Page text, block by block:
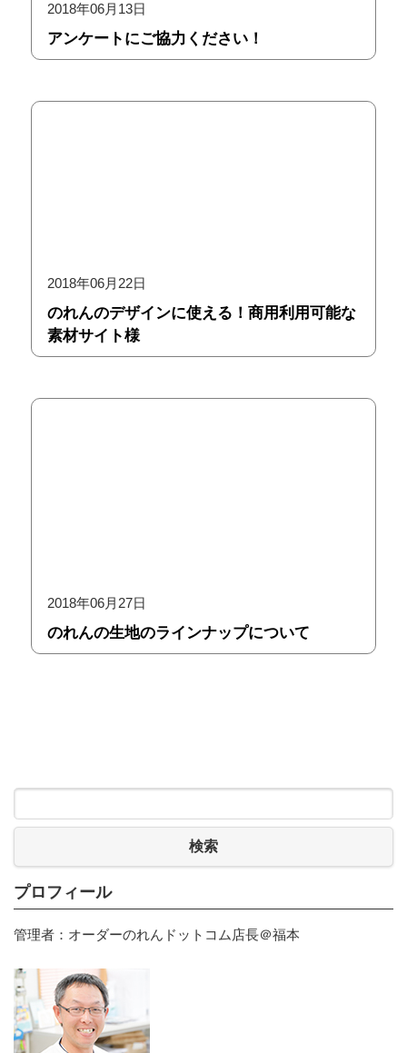
2018年06月13日
アンケートにご協力ください！
2018年06月22日
のれんのデザインに使える！商用利用可能な
素材サイト様
2018年06月27日
のれんの生地のラインナップについて
検索
プロフィール
管理者：オーダーのれんドットコム店長＠福本